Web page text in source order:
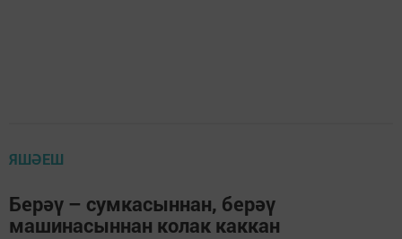
ЯШӘЕШ
Берәү – сумкасыннан, берәү
машинасыннан колак каккан